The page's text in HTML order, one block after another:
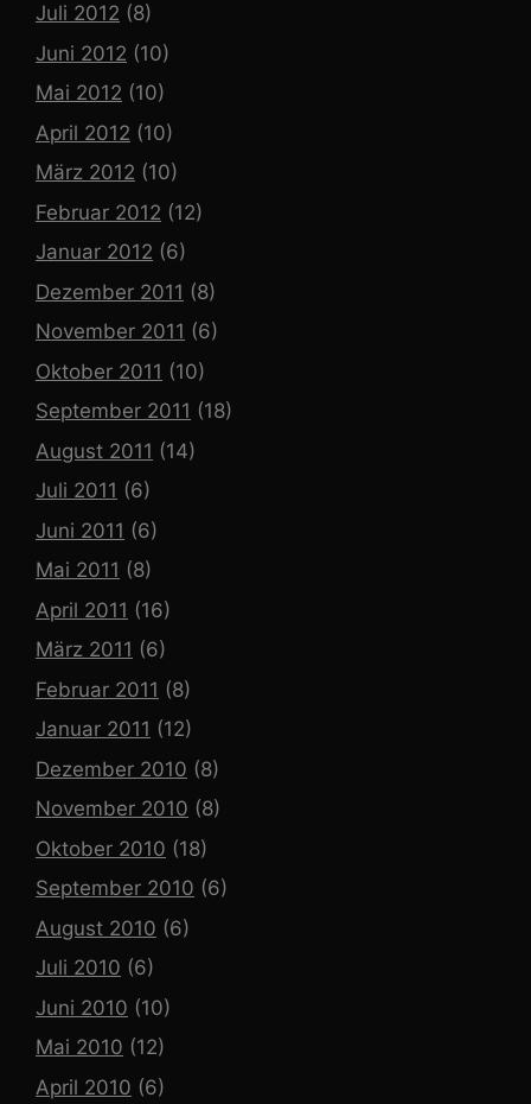
Juli 2012 (8)
Juni 2012 (10)
Mai 2012 (10)
April 2012 (10)
März 2012 (10)
Februar 2012 (12)
Januar 2012 (6)
Dezember 2011 (8)
November 2011 (6)
Oktober 2011 (10)
September 2011 (18)
August 2011 (14)
Juli 2011 (6)
Juni 2011 (6)
Mai 2011 (8)
April 2011 (16)
März 2011 (6)
Februar 2011 (8)
Januar 2011 (12)
Dezember 2010 (8)
November 2010 (8)
Oktober 2010 (18)
September 2010 (6)
August 2010 (6)
Juli 2010 (6)
Juni 2010 (10)
Mai 2010 (12)
April 2010 (6)